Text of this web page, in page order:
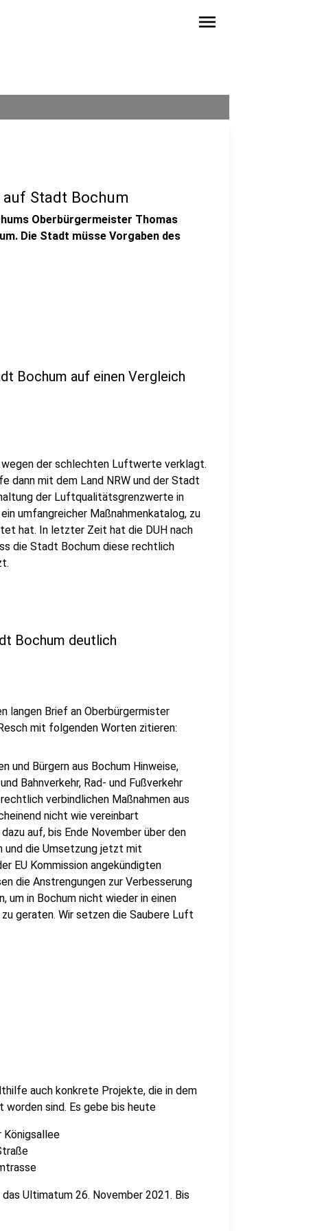
menu
Stadt Bochum
Oberbürgermeister Thomas
Die Stadt müsse Vorgaben des
Bochum auf einen Vergleich
der schlechten Luftwerte verklagt.
dann mit dem Land NRW und der Stadt
der Luftqualitätsgrenzwerte in
umfangreicher Maßnahmenkatalog, zu
hat. In letzter Zeit hat die DUH nach
die Stadt Bochum diese rechtlich
Bochum deutlich
langen Brief an Oberbürgermister
mit folgenden Worten zitieren:
und Bürgern aus Bochum Hinweise,
Bahnverkehr, Rad- und Fußverkehr
verbindlichen Maßnahmen aus
nicht wie vereinbart
auf, bis Ende November über den
und die Umsetzung jetzt mit
EU Kommission angekündigten
die Anstrengungen zur Verbesserung
in Bochum nicht wieder in einen
geraten. Wir setzen die Saubere Luft
auch konkrete Projekte, die in dem
sind. Es gebe bis heute
Königsallee
Ultimatum 26. November 2021. Bis